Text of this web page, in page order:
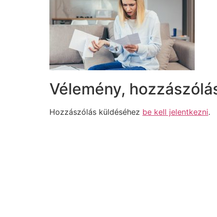
Vélemény,
Hozzászólás küldéséhez be kell jelentkezni.